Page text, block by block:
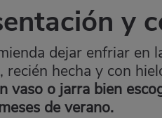
y
dejar enfriar en
recién hecha y con
vaso o jarra bien
deverano.